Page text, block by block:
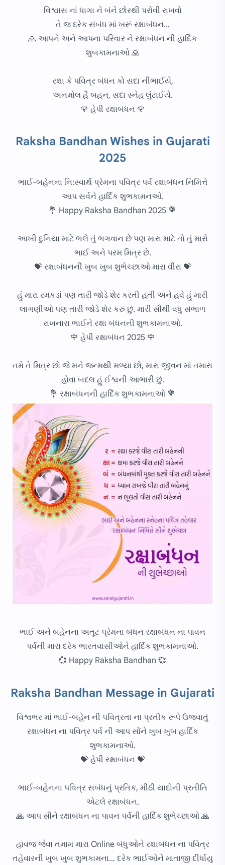
વિશ્વાસ નાં ધાગા ને બંને છોરથી પરોવી રાખવો
તે જ દરેક સંબંધ માં ખરૂં રક્ષાબંધન…
🙏 આપને અને આપના પરિવાર ને રક્ષાબંધન ની હાર્દિક
શુબકામનાઓ 🙏
રક્ષા કે પવિત્ર બંધન કો સદા નીભાઈયે,
અનમોલ હૈ બહન, સદા સ્નેહ લુંટાઈયે.
🌹 હેપી રક્ષાબંધન 🌹
Raksha Bandhan Wishes in Gujarati
2025
ભાઈ-બહેનના નિ:સ્વાર્થ પ્રેમના પવિત્ર પર્વ રક્ષાબંધન નિમિત્તે
આપ સર્વને હાર્દિક શુભકામનઓ.
💐 Happy Raksha Bandhan 2025 💐
આખી દુનિયા માટે ભલે તું ભગવાન છે પણ મારા માટે તો તું મારો
ભાઈ અને પરમ મિત્ર છે.
💝 રક્ષાબંધનની ખુબ ખુબ શુભેચ્છાઓ મારા વીરા 💝
હું મારા રમકડાં પણ તારી જોડે શેર કરતી હતી અને હવે હું મારી
લાગણીઓ પણ તારી જોડે શેર કરું છું. મારી સૌથી વધુ સંભાળ
રાખનારા ભાઈને રક્ષા બંધનની શુભકામનાઓ.
🌹 હેપી રક્ષાબંધન 2025 🌹
તમે તે મિત્ર છો જે મને જન્મથી મળ્યા છો, મારા જીવન માં તમારા
હોવા બદલ હું ઈશ્વની આભારી છું.
💐 રક્ષાબંધનની હાર્દિક શુભકામનાઓ 💐
ભાઈ અને બહેનના અતૂટ પ્રેમના બંધન રક્ષાબંધન ના પાવન
પર્વની મારા દરેક ભારતવાસીઓને હાર્દિક શુભકામનાઓ.
💞 Happy Raksha Bandhan 💞
Raksha Bandhan Message in Gujarati
વિશ્વભર માં ભાઈ-બહેન ની પવિત્રતા ના પ્રતીક રૂપે ઉજવાતું
રક્ષાબંધન ના પવિત્ર પર્વ ની આપ સોંને ખુબ ખુબ હાર્દિક
શુભકામનાઓ.
💝 હેપી રક્ષાબંધન 💝
ભાઈ-બહેનના પવિત્ર સબંધનું પ્રતિક, મીઠી યાદોની પ્રતીતિ
એટલે રક્ષાબંધન.
🙏 આપ સૌને રક્ષાબંધન ના પાવન પર્વની હાર્દિક શુભેચ્છાઓ 🙏
હાવજ જેવા તમામ મારા Online બંધુઓને રક્ષાબંધન ના પવિત્ર
તહેવારની ખુબ ખુબ શુભકામના… દરેક ભાઈઓને માતાજી દીર્ધાયુ